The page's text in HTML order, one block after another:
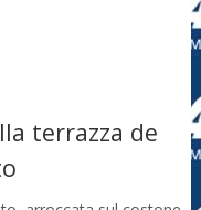
terrazza de